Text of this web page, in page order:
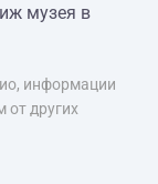
музея в
информации
от других